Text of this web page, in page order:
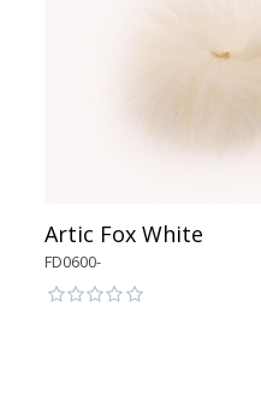
Artic Fox White
FD0600-